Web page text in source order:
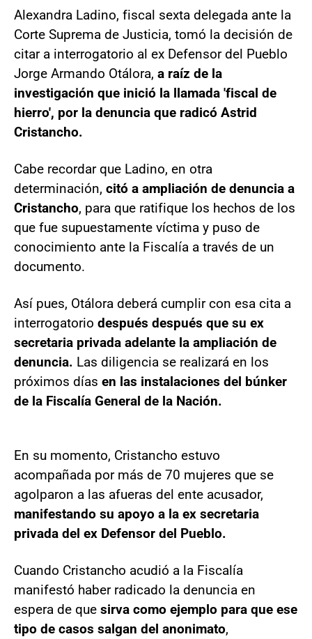
Alexandra Ladino, fiscal sexta delegada ante la
Corte Suprema de Justicia, tomó la decisión de
citar a interrogatorio al ex Defensor del Pueblo
Jorge Armando Otálora, a raíz de la
investigación que inició la llamada 'fiscal de
hierro', por la denuncia que radicó Astrid
Cristancho.
Cabe recordar que Ladino, en otra
determinación, citó a ampliación de denuncia a
Cristancho, para que ratifique los hechos de los
que fue supuestamente víctima y puso de
conocimiento ante la Fiscalía a través de un
documento.
Así pues, Otálora deberá cumplir con esa cita a
interrogatorio después después que su ex
secretaria privada adelante la ampliación de
denuncia. Las diligencia se realizará en los
próximos días en las instalaciones del búnker
de la Fiscalía General de la Nación.
En su momento, Cristancho estuvo
acompañada por más de 70 mujeres que se
agolparon a las afueras del ente acusador,
manifestando su apoyo a la ex secretaria
privada del ex Defensor del Pueblo.
Cuando Cristancho acudió a la Fiscalía
manifestó haber radicado la denuncia en
espera de que sirva como ejemplo para que ese
tipo de casos salgan del anonimato,